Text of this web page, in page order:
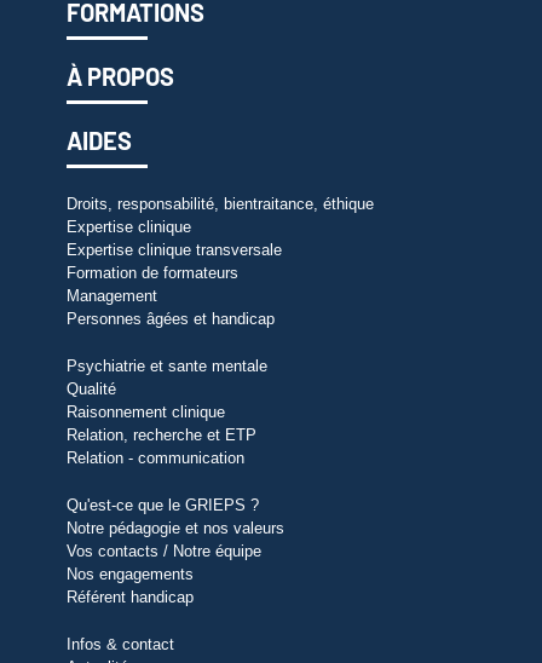
FORMATIONS
À PROPOS
AIDES
Droits, responsabilité, bientraitance, éthique
Expertise clinique
Expertise clinique transversale
Formation de formateurs
Management
Personnes âgées et handicap
Psychiatrie et sante mentale
Qualité
Raisonnement clinique
Relation, recherche et ETP
Relation - communication
Qu'est-ce que le GRIEPS ?
Notre pédagogie et nos valeurs
Vos contacts / Notre équipe
Nos engagements
Référent handicap
Infos & contact